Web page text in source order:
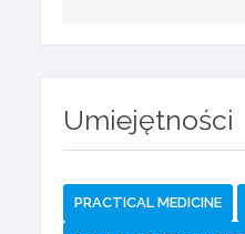
Umiejętności
PRACTICAL MEDICINE